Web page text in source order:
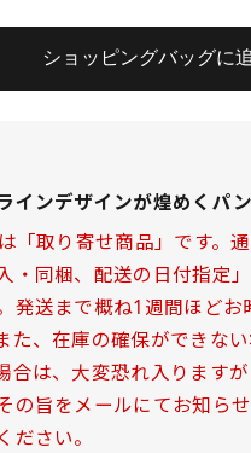
ショッピングバッグに
インデザインが煌めくパ
「取り寄せ商品」です。
・同梱、配送の日付指定
発送まで概ね1週間ほどお
た、在庫の確保ができな
合は、大変恐れ入ります
の旨をメールにてお知ら
ださい。